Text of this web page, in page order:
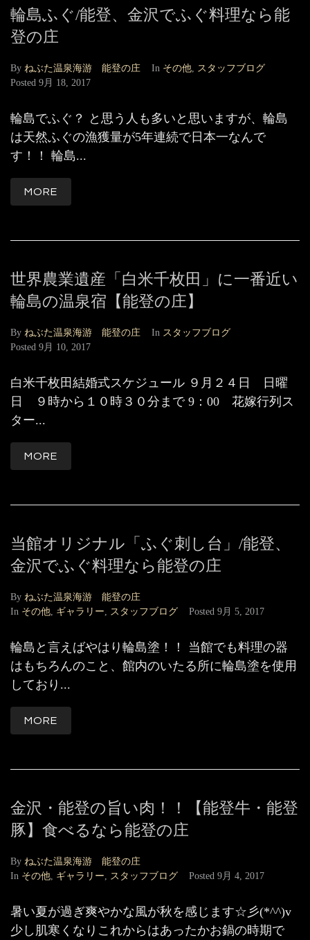
輪島ふぐ/能登、金沢でふぐ料理なら能
登の庄
By ねぶた温泉海游 能登の庄 In その他, スタッフブログ
Posted 9月 18, 2017
輪島でふぐ？ と思う人も多いと思いますが、輪島
は天然ふぐの漁獲量が5年連続で日本一なんで
す！！ 輪島...
MORE
世界農業遺産「白米千枚田」に一番近い
輪島の温泉宿【能登の庄】
By ねぶた温泉海游 能登の庄 In スタッフブログ
Posted 9月 10, 2017
白米千枚田結婚式スケジュール ９月２４日 日曜
日 ９時から１０時３０分まで 9：00 花嫁行列ス
ター...
MORE
当館オリジナル「ふぐ刺し台」/能登、
金沢でふぐ料理なら能登の庄
By ねぶた温泉海游 能登の庄
In その他, ギャラリー, スタッフブログ Posted 9月 5, 2017
輪島と言えばやはり輪島塗！！ 当館でも料理の器
はもちろんのこと、館内のいたる所に輪島塗を使用
しており...
MORE
金沢・能登の旨い肉！！【能登牛・能登
豚】食べるなら能登の庄
By ねぶた温泉海游 能登の庄
In その他, ギャラリー, スタッフブログ Posted 9月 4, 2017
暑い夏が過ぎ爽やかな風が秋を感じます☆彡(*^^)v
少し肌寒くなりこれからはあったかお鍋の時期で